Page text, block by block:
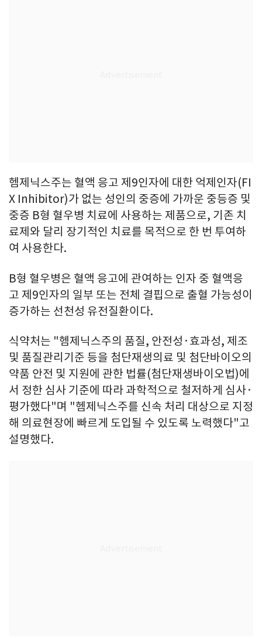
헴제닉스주는 혈액 응고 제9인자에 대한 억제인자(FI
X Inhibitor)가 없는 성인의 중증에 가까운 중등증 및
중증 B형 혈우병 치료에 사용하는 제품으로, 기존 치
료제와 달리 장기적인 치료를 목적으로 한 번 투여하
여 사용한다.
B형 혈우병은 혈액 응고에 관여하는 인자 중 혈액응
고 제9인자의 일부 또는 전체 결핍으로 출혈 가능성이
증가하는 선천성 유전질환이다.
식약처는 "헴제닉스주의 품질, 안전성·효과성, 제조
및 품질관리기준 등을 첨단재생의료 및 첨단바이오의
약품 안전 및 지원에 관한 법률(첨단재생바이오법)에
서 정한 심사 기준에 따라 과학적으로 철저하게 심사·
평가했다"며 "헴제닉스주를 신속 처리 대상으로 지정
해 의료현장에 빠르게 도입될 수 있도록 노력했다"고
설명했다.